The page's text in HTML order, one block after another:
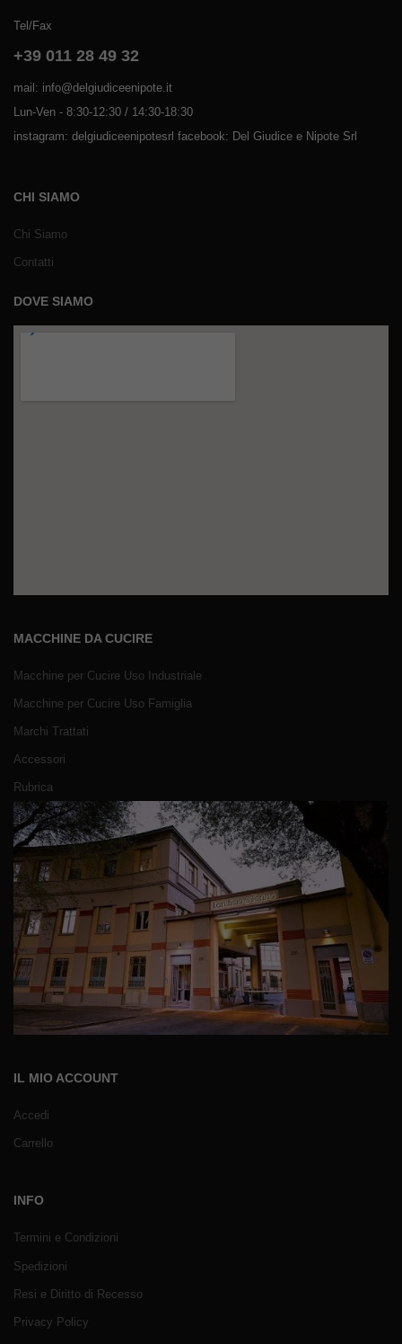
Tel/Fax
+39 011 28 49 32
mail: info@delgiudiceenipote.it
Lun-Ven - 8:30-12:30 / 14:30-18:30
instagram: delgiudiceenipotesrl facebook: Del Giudice e Nipote Srl
CHI SIAMO
Chi Siamo
Contatti
DOVE SIAMO
MACCHINE DA CUCIRE
Macchine per Cucire Uso Industriale
Macchine per Cucire Uso Famiglia
Marchi Trattati
Accessori
Rubrica
IL MIO ACCOUNT
Accedi
Carrello
INFO
Termini e Condizioni
Spedizioni
Resi e Diritto di Recesso
Privacy Policy